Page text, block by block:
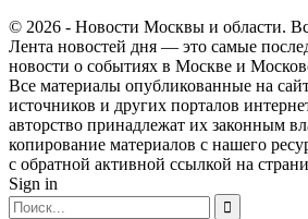
© 2026 - Новости Москвы и области.
Лента новостей дня — это самые
новости о событиях в Москве и
Все материалы опубликованные на
источников и других порталов
авторство принадлежат их законным
копирование материалов с нашего
с обратной активной ссылкой на
Sign in